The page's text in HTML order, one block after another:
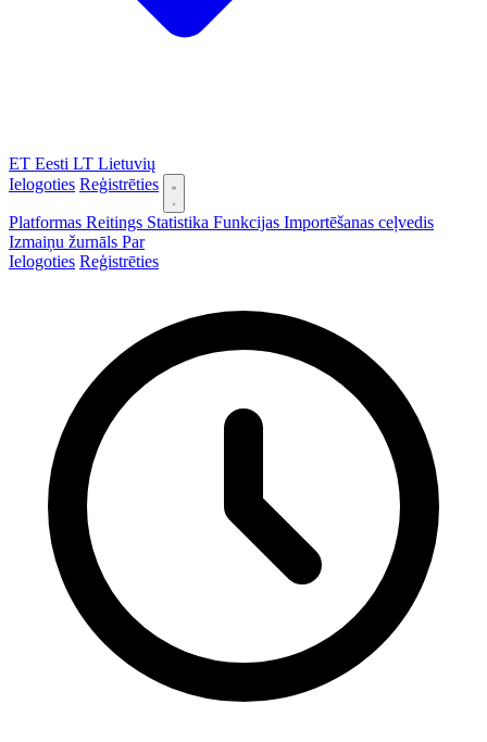
ET Eesti LT Lietuvių
Ielogoties Reģistrēties
Platformas Reitings Statistika Funkcijas Importēšanas ceļvedis
Izmaiņu žurnāls Par
Ielogoties Reģistrēties